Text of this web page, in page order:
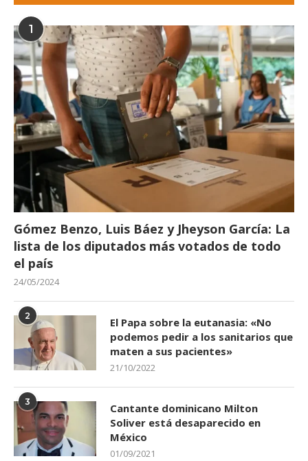
1
Gómez Benzo, Luis Báez y Jheyson García: La
lista de los diputados más votados de todo
el país
24/05/2024
2
El Papa sobre la eutanasia: «No
podemos pedir a los sanitarios que
maten a sus pacientes»
21/10/2022
3
Cantante dominicano Milton
Soliver está desaparecido en
México
01/09/2021